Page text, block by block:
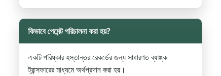
কিভাবে পেমেন্ট পরিচালনা করা হয়?
একটি পরিষ্কার হস্তান্তর রেকর্ডের জন্য সাধারণত ব্যাঙ্ক
ট্রান্সফারের মাধ্যমে অর্থপ্রদান করা হয়।